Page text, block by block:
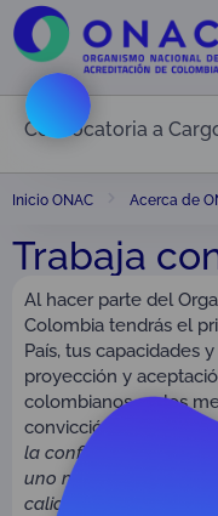
Convocatoria a
Inicio ONAC Acerca de
Trabaja
Al hacer parte del
Colombia tendrás el
País, tus capacidades
proyección y
colombianos en los
convicción de que
la confianza en la
uno mejor, estamos
calidad, la